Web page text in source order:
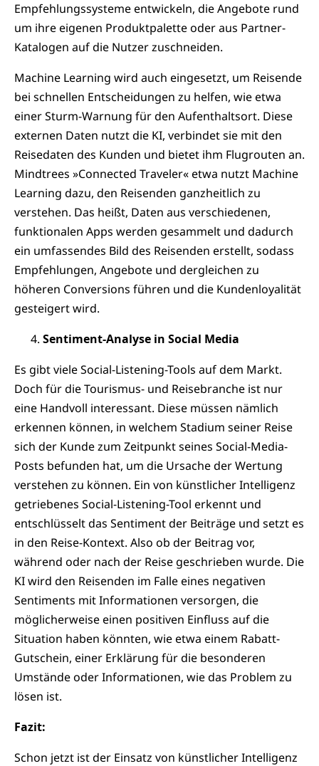
Empfehlungssysteme entwickeln, die Angebote rund
um ihre eigenen Produktpalette oder aus Partner-
Katalogen auf die Nutzer zuschneiden.
Machine Learning wird auch eingesetzt, um Reisende
bei schnellen Entscheidungen zu helfen, wie etwa
einer Sturm-Warnung für den Aufenthaltsort. Diese
externen Daten nutzt die KI, verbindet sie mit den
Reisedaten des Kunden und bietet ihm Flugrouten an.
Mindtrees »Connected Traveler« etwa nutzt Machine
Learning dazu, den Reisenden ganzheitlich zu
verstehen. Das heißt, Daten aus verschiedenen,
funktionalen Apps werden gesammelt und dadurch
ein umfassendes Bild des Reisenden erstellt, sodass
Empfehlungen, Angebote und dergleichen zu
höheren Conversions führen und die Kundenloyalität
gesteigert wird.
Sentiment-Analyse in Social Media
Es gibt viele Social-Listening-Tools auf dem Markt.
Doch für die Tourismus- und Reisebranche ist nur
eine Handvoll interessant. Diese müssen nämlich
erkennen können, in welchem Stadium seiner Reise
sich der Kunde zum Zeitpunkt seines Social-Media-
Posts befunden hat, um die Ursache der Wertung
verstehen zu können. Ein von künstlicher Intelligenz
getriebenes Social-Listening-Tool erkennt und
entschlüsselt das Sentiment der Beiträge und setzt es
in den Reise-Kontext. Also ob der Beitrag vor,
während oder nach der Reise geschrieben wurde. Die
KI wird den Reisenden im Falle eines negativen
Sentiments mit Informationen versorgen, die
möglicherweise einen positiven Einfluss auf die
Situation haben könnten, wie etwa einem Rabatt-
Gutschein, einer Erklärung für die besonderen
Umstände oder Informationen, wie das Problem zu
lösen ist.
Fazit:
Schon jetzt ist der Einsatz von künstlicher Intelligenz